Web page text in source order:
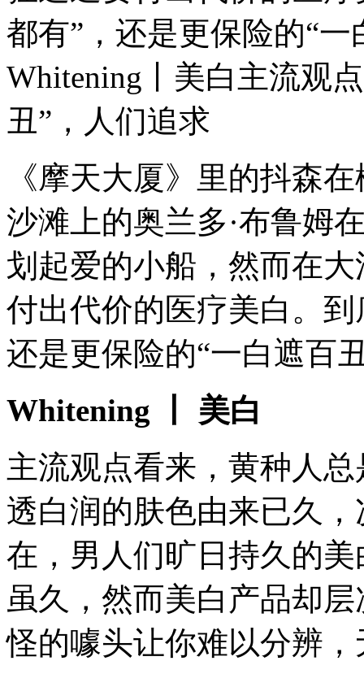
都有”，还是更保险的“
Whitening丨美白主流观
丑”，人们追求
《摩天大厦》里的抖森
沙滩上的奥兰多·布鲁姆
划起爱的小船，然而在
付出代价的医疗美白。
还是更保险的“一白遮百
Whitening 丨 美白
主流观点看来，黄种人
透白润的肤色由来已久
在，男人们旷日持久的
虽久，然而美白产品却
怪的噱头让你难以分辨